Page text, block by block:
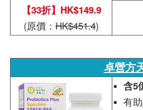
【33折】HK$149.9
(原價： HK$451.4)
卓營方
含5
有